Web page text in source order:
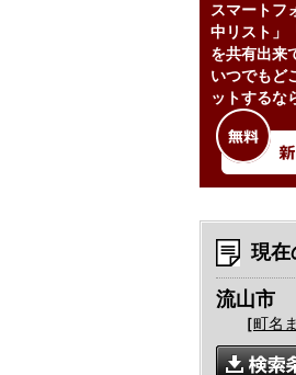
スマートフ
中リスト」
を共有出来
いつでもど
ットするな
現在
流山市
［町名